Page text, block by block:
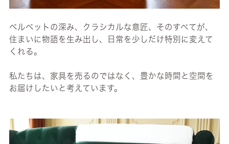
ベルベットの深み、クラシカルな意匠、そのすべてが、
住まいに物語を生み出し、日常を少しだけ特別に変えて
くれる。
私たちは、家具を売るのではなく、豊かな時間と空間を
お届けしたいと考えています。